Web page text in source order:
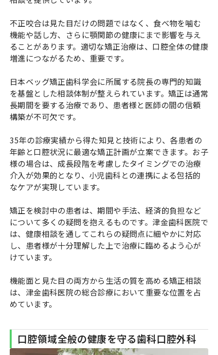
不正咬合は見た目だけの問題ではなく、食べ物を噛む
機能や話し方、さらに顎関節の健康にまで影響を与え
ることがあります。適切な矯正治療は、口腔全体の健康
増進につながるため、重要です。
日本ベッグ矯正歯科学会に所属する院長の専門的知識
を基盤とした相談体制が整えられています。矯正は通常
長期間を要する治療であり、患者様と医師の間の信頼
構築が不可欠です。
35年の診療実績から得た知見と技術により、各患者の
年齢と口腔状況に最適な矯正計画が立案できます。お子
様の場合は、成長段階を考慮したタイミングでの治療
介入が効果的となり、小児歯科との連携による包括的
なケアが実現しています。
矯正を検討中の患者は、期間や手法、経済的負担など
について多くの疑問を抱えるものです。津金歯科医院で
は、健康相談を通してこれらの疑問点に細やかに対応
し、患者様が十分理解した上で治療に臨めるよう心が
けています。
機能面と見た目の両方から生活の質を高める矯正相談
は、津金歯科医院の総合診療において重要な位置を占
めています。
口腔領域全般の健康を守る歯科口腔外科